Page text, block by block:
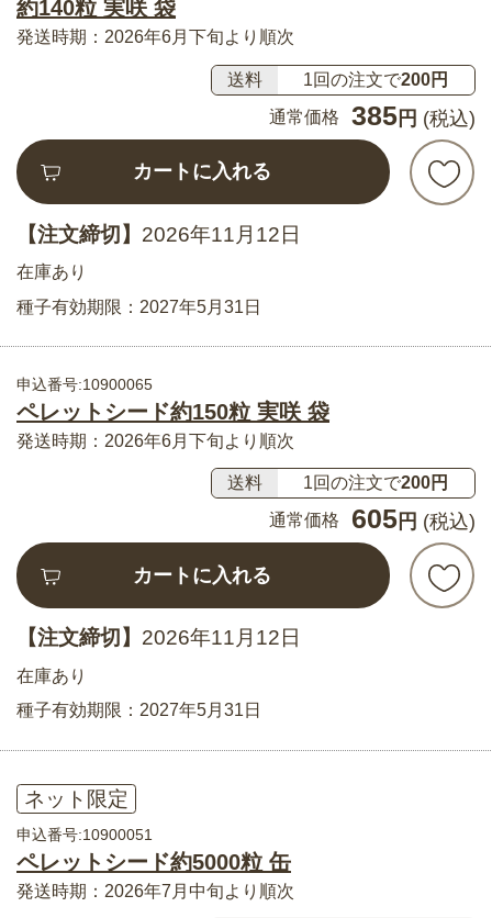
約140粒 実咲 袋
発送時期：2026年6月下旬より順次
送料 1回の注文で200円
通常価格
385 円 (税込)
カートに入れる
【注文締切】 2026年11月12日
在庫あり
種子有効期限：2027年5月31日
申込番号:10900065
ペレットシード約150粒 実咲 袋
発送時期：2026年6月下旬より順次
送料 1回の注文で200円
通常価格
605 円 (税込)
カートに入れる
【注文締切】 2026年11月12日
在庫あり
種子有効期限：2027年5月31日
ネット限定
申込番号:10900051
ペレットシード約5000粒 缶
発送時期：2026年7月中旬より順次